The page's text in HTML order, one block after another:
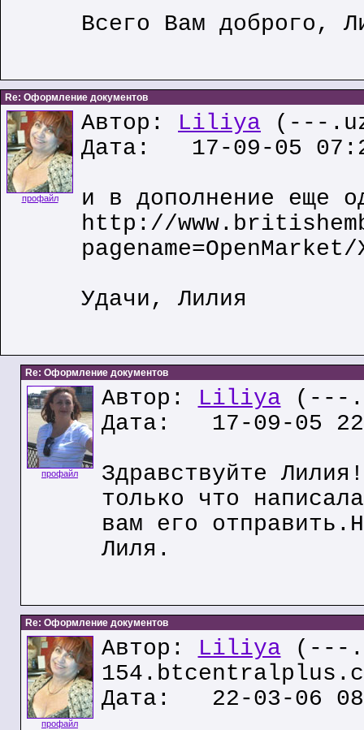
Всего Вам доброго,
Re: Оформление документов
профайл
Автор: Liliya (---
Дата: 17-09-05
и в дополнение еще
http://
Удачи, Лилия
Re: Оформление документов
профайл
Автор: Liliya (---
Дата: 17-09-05
Здравствуйте
только что
вам его
Лиля.
Re: Оформление документов
профайл
Автор: Liliya (---
Дата: 22-03-06